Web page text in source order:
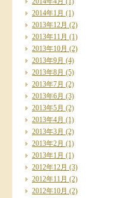
2014年1月 (1)
2013年12月 (2)
2013年11月 (1)
2013年10月 (2)
2013年9月 (4)
2013年8月 (5)
2013年7月 (2)
2013年6月 (3)
2013年5月 (2)
2013年4月 (1)
2013年3月 (2)
2013年2月 (1)
2013年1月 (1)
2012年12月 (3)
2012年11月 (2)
2012年10月 (2)